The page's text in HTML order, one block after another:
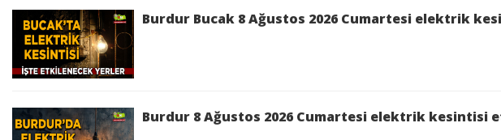
Planlı Kesintiden Etkilenen Cadde / Sokak :
KIŞLA ŞİMŞEK bölgelerinde 16/04/2026 09:00:00 - 16/04/2026 10:00:00
elektrik kesintisi yapılacaktır.
Burdur Bucak 8 Ağustos 2026 Cumartesi elektrik
Burdur 8 Ağustos 2026 Cumartesi elektrik kesintisi